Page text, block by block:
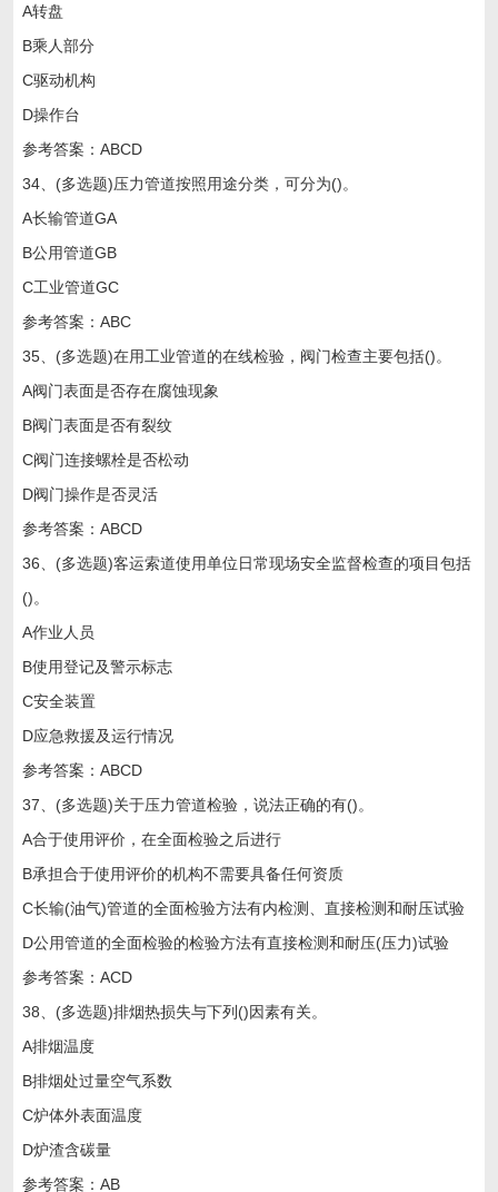
A转盘
B乘人部分
C驱动机构
D操作台
参考答案：ABCD
34、(多选题)压力管道按照用途分类，可分为()。
A长输管道GA
B公用管道GB
C工业管道GC
参考答案：ABC
35、(多选题)在用工业管道的在线检验，阀门检查主要包括()。
A阀门表面是否存在腐蚀现象
B阀门表面是否有裂纹
C阀门连接螺栓是否松动
D阀门操作是否灵活
参考答案：ABCD
36、(多选题)客运索道使用单位日常现场安全监督检查的项目包括
()。
A作业人员
B使用登记及警示标志
C安全装置
D应急救援及运行情况
参考答案：ABCD
37、(多选题)关于压力管道检验，说法正确的有()。
A合于使用评价，在全面检验之后进行
B承担合于使用评价的机构不需要具备任何资质
C长输(油气)管道的全面检验方法有内检测、直接检测和耐压试验
D公用管道的全面检验的检验方法有直接检测和耐压(压力)试验
参考答案：ACD
38、(多选题)排烟热损失与下列()因素有关。
A排烟温度
B排烟处过量空气系数
C炉体外表面温度
D炉渣含碳量
参考答案：AB